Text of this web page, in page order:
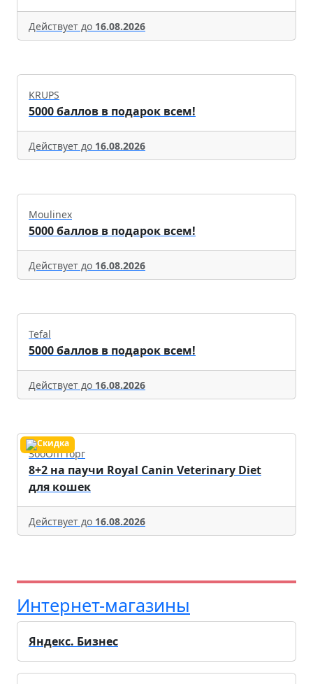
Действует до 16.08.2026
KRUPS
5000 баллов в подарок всем!
Действует до 16.08.2026
Moulinex
5000 баллов в подарок всем!
Действует до 16.08.2026
Tefal
5000 баллов в подарок всем!
Действует до 16.08.2026
ЗооОптТорг
8+2 на паучи Royal Canin Veterinary Diet
для кошек
Действует до 16.08.2026
Интернет-магазины
Яндекс. Бизнес